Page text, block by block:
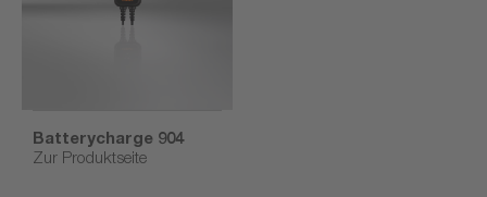
Batterycharge 904
Zur Produktseite